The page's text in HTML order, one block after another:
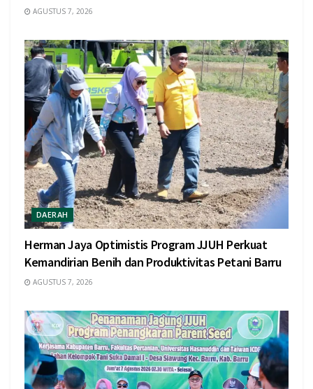
AGUSTUS 7, 2026
DAERAH
Herman Jaya Optimistis Program JJUH Perkuat
Kemandirian Benih dan Produktivitas Petani Barru
AGUSTUS 7, 2026